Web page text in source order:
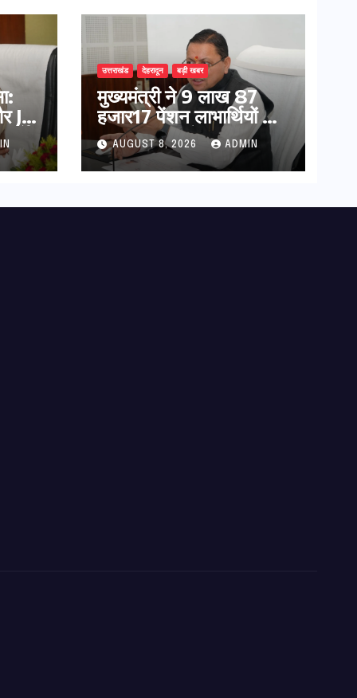
JE
उत्तराखंड देहरादून बड़ी खबर
मुख्यमंत्री ने 9 लाख 87
हजार17 पेंशन लाभार्थियों को
कुल 146 करोड़ 32 लाख
की पेंशन राशि का किया
भुगतान
AUGUST 8, 2026 ADMIN